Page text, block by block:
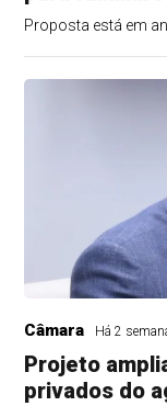
Proposta está em
Câmara Há 2
Projeto
privados do